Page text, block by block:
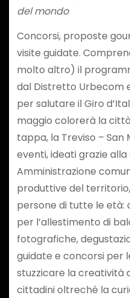
del mondo
Concorsi, proposte
visite guidate.
molto altro) il
dal Distretto Urbecom
per salutare il Giro
maggio colorerà la
tappa, la Treviso – San
eventi, ideati grazie
Amministrazione
produttive del
persone di tutte le
per l’allestimento di
fotografiche,
guidate e concorsi per
stuzzicare la creatività
cittadini oltreché la